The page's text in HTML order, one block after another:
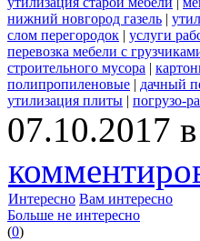
нижний новгород газель |
слом перегородок | услуги
перевозка мебели с
строительного мусора |
полипропиленовые | дачный
утилизация плиты | погрузо-
07.10.2017
Интересно Вам интересно
Больше не интересно
(0)